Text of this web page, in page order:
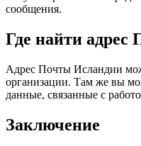
сообщения.
Где найти
Адрес Почты Исландии
организации. Там же вы
данные, связанные с
Заключение